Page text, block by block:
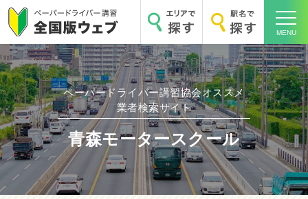
MENU
ホーム
ペーパードライバー講習協会オススメ
業者検索サイト
青森モータースクール